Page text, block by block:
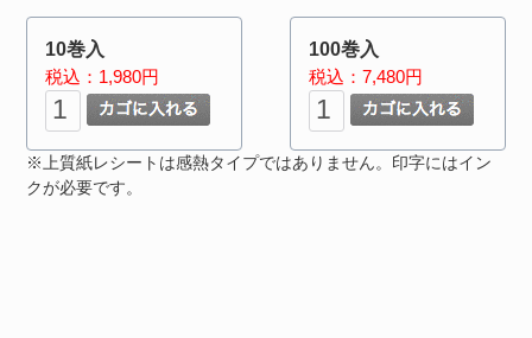
10巻入
税込：1,980円
100巻入
税込：7,480円
※上質紙レシートは感熱タイプではありません。印字にはイン
クが必要です。